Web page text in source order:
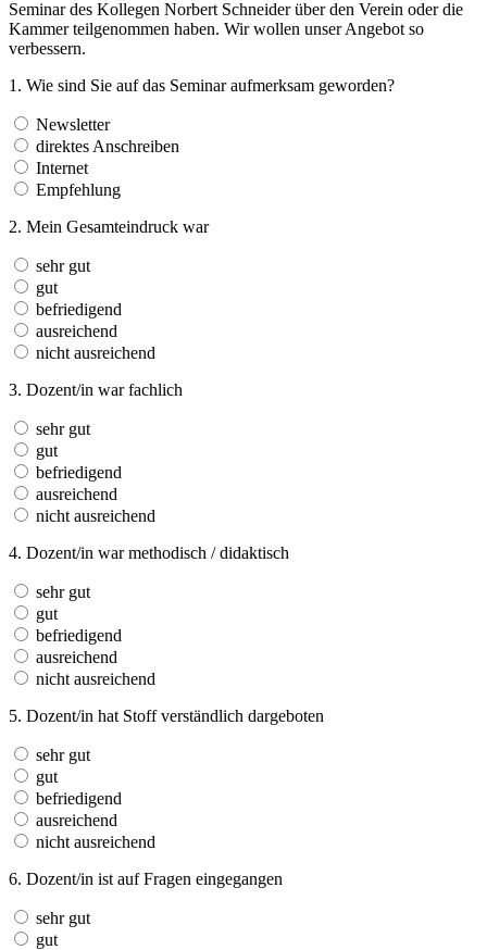
Seminar des Kollegen Norbert Schneider über den Verein oder die
Kammer teilgenommen haben. Wir wollen unser Angebot so
verbessern.
1. Wie sind Sie auf das Seminar aufmerksam geworden?
Newsletter
direktes Anschreiben
Internet
Empfehlung
2. Mein Gesamteindruck war
sehr gut
gut
befriedigend
ausreichend
nicht ausreichend
3. Dozent/in war fachlich
sehr gut
gut
befriedigend
ausreichend
nicht ausreichend
4. Dozent/in war methodisch / didaktisch
sehr gut
gut
befriedigend
ausreichend
nicht ausreichend
5. Dozent/in hat Stoff verständlich dargeboten
sehr gut
gut
befriedigend
ausreichend
nicht ausreichend
6. Dozent/in ist auf Fragen eingegangen
sehr gut
gut